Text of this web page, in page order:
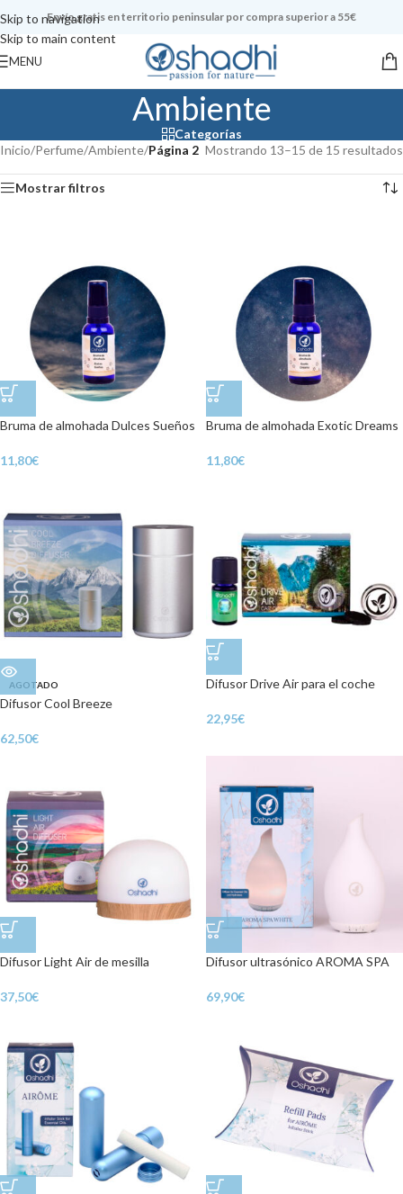
Skip to navigation
Skip to main content
Envío gratis en territorio peninsular por compra superior a 55€
MENU
Ambiente
Categorías
Inicio/Perfume/Ambiente/Página 2 Mostrando 13–15 de 15 resultados
Mostrar filtros
Bruma de almohada Dulces Sueños
11,80€
Bruma de almohada Exotic Dreams
11,80€
AGOTADO
Difusor Cool Breeze
62,50€
Difusor Drive Air para el coche
22,95€
Difusor Light Air de mesilla
37,50€
Difusor ultrasónico AROMA SPA
69,90€